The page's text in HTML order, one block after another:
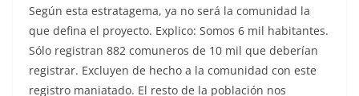
Según esta estratagema, ya no será la comunidad la
que defina el proyecto. Explico: Somos 6 mil habitantes.
Sólo registran 882 comuneros de 10 mil que deberían
registrar. Excluyen de hecho a la comunidad con este
registro maniatado. El resto de la población nos